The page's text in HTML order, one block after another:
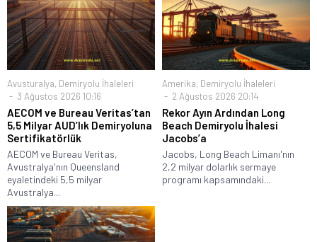
Avusturalya, Demiryolu İhaleleri
3 Ağustos 2026 10:16
AECOM ve Bureau Veritas’tan
5,5 Milyar AUD’lık Demiryoluna
Sertifikatörlük
AECOM ve Bureau Veritas,
Avustralya'nın Queensland
eyaletindeki 5,5 milyar
Avustralya...
Amerika, Demiryolu İhaleleri
2 Ağustos 2026 20:14
Rekor Ayın Ardından Long
Beach Demiryolu İhalesi
Jacobs’a
Jacobs, Long Beach Limanı'nın
2,2 milyar dolarlık sermaye
programı kapsamındaki...